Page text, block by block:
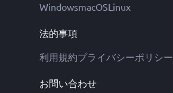
WindowsmacOSLinux
法的事項
利用規約プライバシーポリシー
お問い合わせ